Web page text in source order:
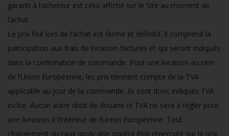
garanti à l’acheteur est celui affiché sur le Site au moment de
l’achat.
Le prix fixé lors de l’achat est ferme et définitif. Il comprend la
participation aux frais de livraison facturés et qui seront indiqués
dans la confirmation de commande. Pour une livraison au sein
de l’Union Européenne, les prix tiennent compte de la TVA
applicable au jour de la commande. Ils sont donc indiqués TVA
inclue. Aucun autre droit de douane ni TVA ne sera à régler pour
une livraison à l’intérieur de l’Union Européenne. Tout
changement du taux applicable pourra être répercuté sur le prix